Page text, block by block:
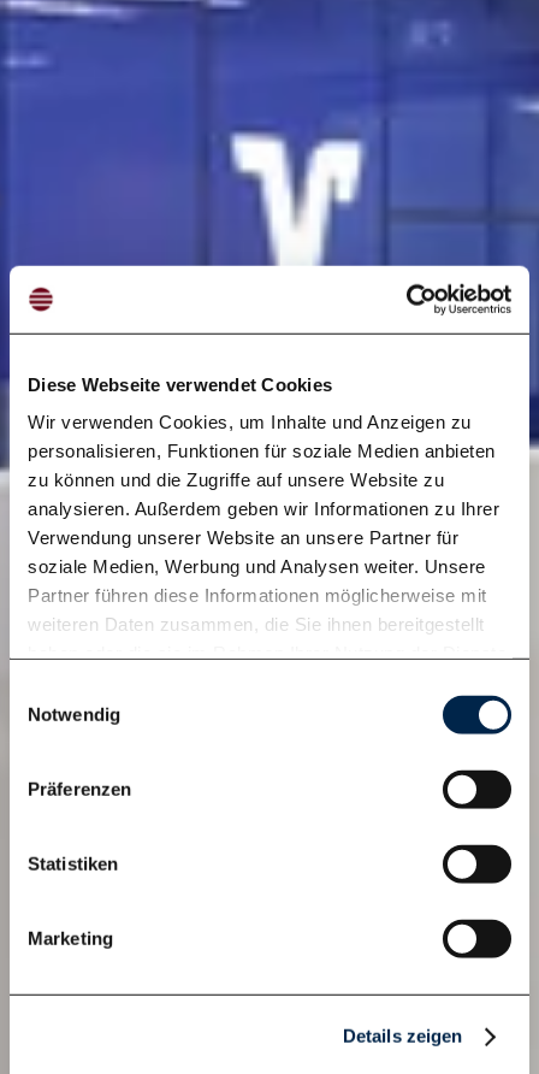
Diese Webseite verwendet Cookies
Wir verwenden Cookies, um Inhalte und Anzeigen zu
personalisieren, Funktionen für soziale Medien anbieten
zu können und die Zugriffe auf unsere Website zu
analysieren. Außerdem geben wir Informationen zu Ihrer
Verwendung unserer Website an unsere Partner für
soziale Medien, Werbung und Analysen weiter. Unsere
Partner führen diese Informationen möglicherweise mit
weiteren Daten zusammen, die Sie ihnen bereitgestellt
unsererDatenschutzerklärung
Notwendig
Präferenzen
Statistiken
Marketing
Details zeigen